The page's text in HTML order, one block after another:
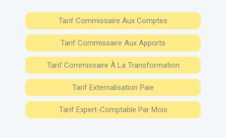
Tarif Commissaire Aux Comptes
Tarif Commissaire Aux Apports
Tarif Commissaire À La Transformation
Tarif Externalisation Paie
Tarif Expert-Comptable Par Mois